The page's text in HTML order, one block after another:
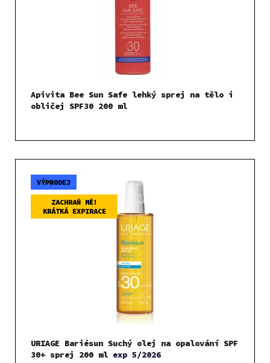
Apivita Bee Sun Safe lehký sprej na tělo i
obličej SPF30 200 ml
VÝPRODEJ
ZACHRAŇ MĚ!
KRÁTKÁ EXPIRACE
URIAGE Bariésun Suchý olej na opalování SPF
30+ sprej 200 ml exp 5/2026